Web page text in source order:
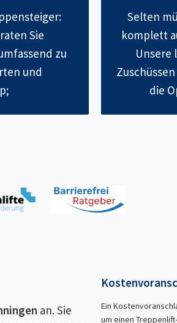
Sie
zu
und
Selten
komplett
Unsere
die
an. Sie
Ein
um einen